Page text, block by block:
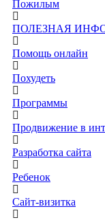
Пожилым
ПОЛЕЗНАЯ
Помощь онлайн
Похудеть
Программы
Продвижение в
Разработка сайта
Ребенок
Сайт-визитка